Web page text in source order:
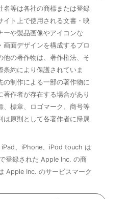
名等は各社の商標または登録
イト上で使用される文書・映
ーや製品画像やアイコンな
画面デザインを構成するプロ
他の著作物は、著作権法、そ
条約により保護されていま
の制作による一部の著作物に
著作者が存在する場合があり
、標章、ロゴマーク、商号等
は原則として各著作者に帰属
、iPhone、iPod touch は
登録された Apple Inc. の商
Apple Inc. のサービスマーク